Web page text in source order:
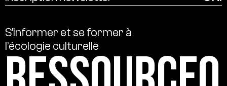
S’informer et se former à
l’écologie culturelle